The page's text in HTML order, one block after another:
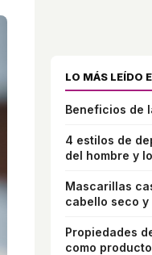
LO MÁS LEÍDO
Beneficios de
4 estilos de
del hombre y
Mascarillas
cabello seco y
Propiedades
como